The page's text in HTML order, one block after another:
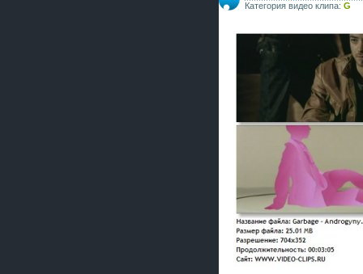
Категория видео клипа: G